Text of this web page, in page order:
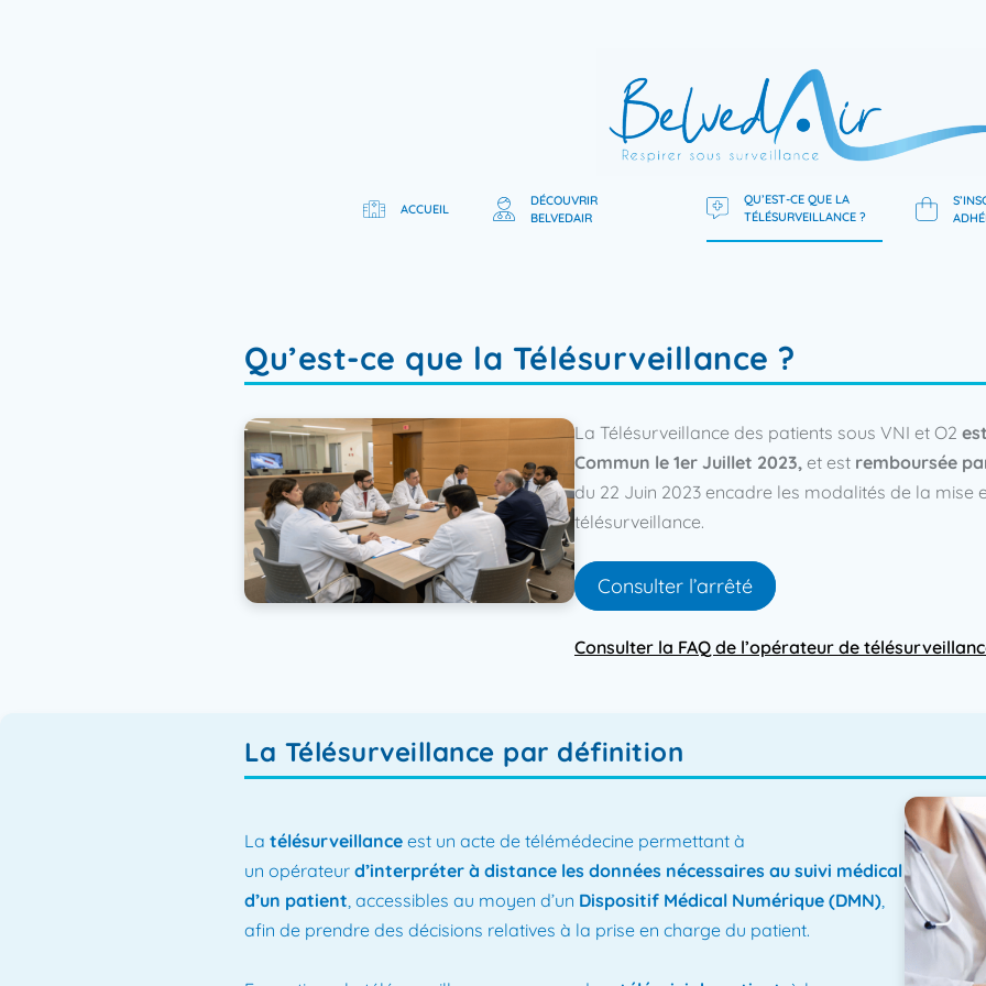
ACCUEIL
DÉCOUVRIR
BELVEDAIR
QU’EST-CE QUE LA
TÉLÉSURVEILLANCE ?
Qu’est-ce que la Télésurveillance ?​
La Télésurveillance des patients sous VNI et O2
Commun le 1er Juillet 2023, et est remboursée
du 22 Juin 2023 encadre les modalités de la mise
télésurveillance.
Consulter l’arrêté​
Consulter la FAQ de l’opérateur de
La Télésurveillance par définition
Latélésurveillance est un acte de télémédecine permettant à
un opérateurd’interpréter à distance les données nécessaires au suivi médical
d’un patient , accessibles au moyen d’un Dispositif Médical Numérique (DMN)
afin de prendre des décisions relatives à la prise en charge du patient. ​